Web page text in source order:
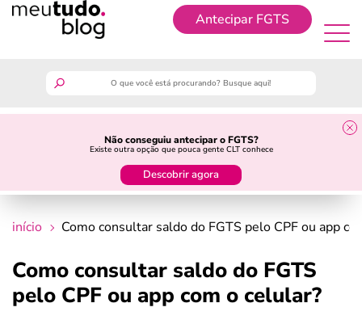
Antecipar FGTS
Não conseguiu antecipar o FGTS?
Existe outra opção que pouca gente CLT conhece
Descobrir agora
Antecipar FGTS
guia do trabalhador
crédito fácil
início Como consultar saldo do FGTS pelo CPF ou app
Como consultar saldo do FGTS
pelo CPF ou app com o celular?